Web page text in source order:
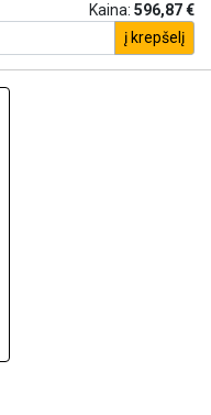
Kaina: 596,87 €
į krepšelį